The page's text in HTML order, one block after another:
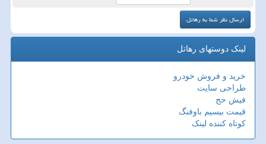
لینک دوستهای رهاتل
خرید و فروش خودرو
طراحی سایت
فیش حج
قیمت بیسیم باوفنگ
کوتاه کننده لینک